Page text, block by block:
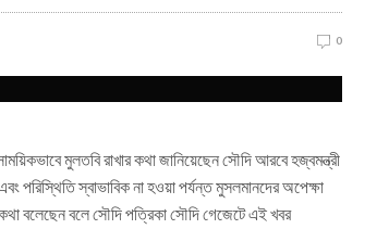
0
মুলতবি রাখার কথা জানিয়েছেন সৌদি আরবে হজ্বমন্ত্রী
পরিস্থিতি স্বাভাবিক না হওয়া পর্যন্ত মুসলমানদের অপেক্ষা
বলেছেন বলে সৌদি পত্রিকা সৌদি গেজেটে এই খবর